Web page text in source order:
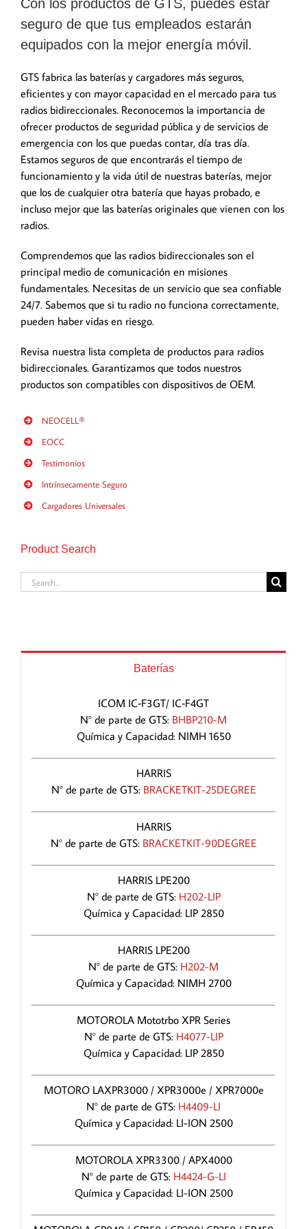
Con los productos de GTS, puedes estar
seguro de que tus empleados estarán
equipados con la mejor energía móvil.
GTS fabrica las baterías y cargadores más seguros,
eficientes y con mayor capacidad en el mercado para tus
radios bidireccionales. Reconocemos la importancia de
ofrecer productos de seguridad pública y de servicios de
emergencia con los que puedas contar, día tras día.
Estamos seguros de que encontrarás el tiempo de
funcionamiento y la vida útil de nuestras baterías, mejor
que los de cualquier otra batería que hayas probado, e
incluso mejor que las baterías originales que vienen con los
radios.
Comprendemos que las radios bidireccionales son el
principal medio de comunicación en misiones
fundamentales. Necesitas de un servicio que sea confiable
24/7. Sabemos que si tu radio no funciona correctamente,
pueden haber vidas en riesgo.
Revisa nuestra lista completa de productos para radios
bidireccionales. Garantizamos que todos nuestros
productos son compatibles con dispositivos de OEM.
NEOCELL®
EOCC
Testimonios
Intrínsecamente Seguro
Cargadores Universales
Product Search
Search
for:
Baterías
ICOM IC‑F3GT/ IC‑F4GT
N° de parte de GTS: BHBP210-M
Química y Capacidad: NIMH 1650
HARRIS
N° de parte de GTS: BRACKETKIT-25DEGREE
HARRIS
N° de parte de GTS: BRACKETKIT-90DEGREE
HARRIS LPE200
N° de parte de GTS: H202-LIP
Química y Capacidad: LIP 2850
HARRIS LPE200
N° de parte de GTS: H202-M
Química y Capacidad: NIMH 2700
MOTOROLA Mototrbo XPR Series
N° de parte de GTS: H4077-LIP
Química y Capacidad: LIP 2850
MOTORO LAXPR3000 / XPR3000e / XPR7000e
N° de parte de GTS: H4409-LI
Química y Capacidad: LI-ION 2500
MOTOROLA XPR3300 / APX4000
N° de parte de GTS: H4424-G-LI
Química y Capacidad: LI-ION 2500